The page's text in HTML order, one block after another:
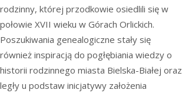
rodzinny, której przodkowie osiedlili się w
połowie XVII wieku w Górach Orlickich.
Poszukiwania genealogiczne stały się
również inspiracją do pogłębiania wiedzy o
historii rodzinnego miasta Bielska-Białej oraz
legły u podstaw inicjatywy założenia